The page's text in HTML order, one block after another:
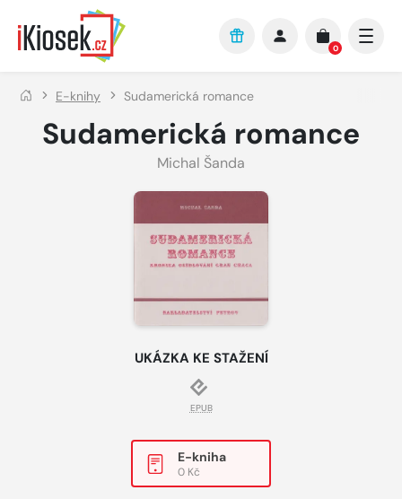
Přejít na hlavní obsah
0
E-knihy Sudamerická romance
Sudamerická romance
Michal Šanda
UKÁZKA KE STAŽENÍ
EPUB
E-kniha
0 Kč